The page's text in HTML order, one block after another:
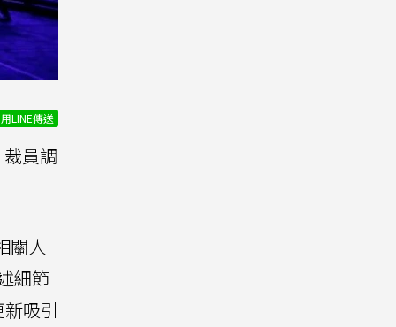
用LINE傳送
裁員調
關人
細節
吸引